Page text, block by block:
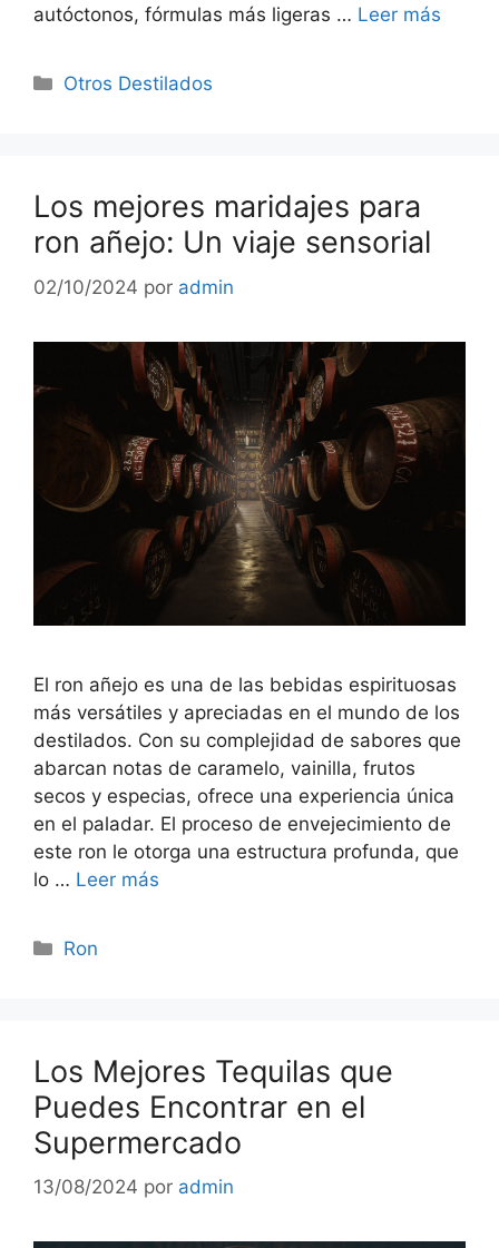
autóctonos, fórmulas más ligeras … Leer más
Categorías
Otros Destilados
Los mejores maridajes para
ron añejo: Un viaje sensorial
02/10/2024 por admin
El ron añejo es una de las bebidas espirituosas
más versátiles y apreciadas en el mundo de los
destilados. Con su complejidad de sabores que
abarcan notas de caramelo, vainilla, frutos
secos y especias, ofrece una experiencia única
en el paladar. El proceso de envejecimiento de
este ron le otorga una estructura profunda, que
lo … Leer más
Categorías
Ron
Los Mejores Tequilas que
Puedes Encontrar en el
Supermercado
13/08/2024 por admin